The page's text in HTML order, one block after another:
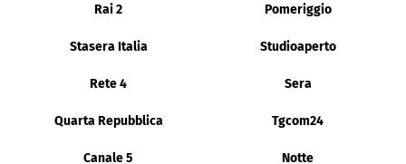
Rai 2 Pomeriggio
Stasera Italia Studioaperto
Rete 4 Sera
Quarta Repubblica Tgcom24
Canale 5 Notte